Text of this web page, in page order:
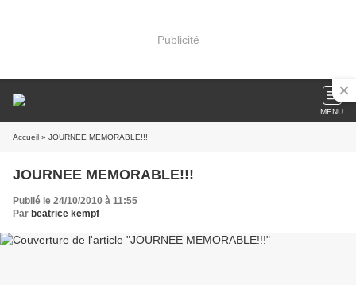
Publicité
MENU
Accueil » JOURNEE MEMORABLE!!!
JOURNEE MEMORABLE!!!
Publié le 24/10/2010 à 11:55
Par beatrice kempf